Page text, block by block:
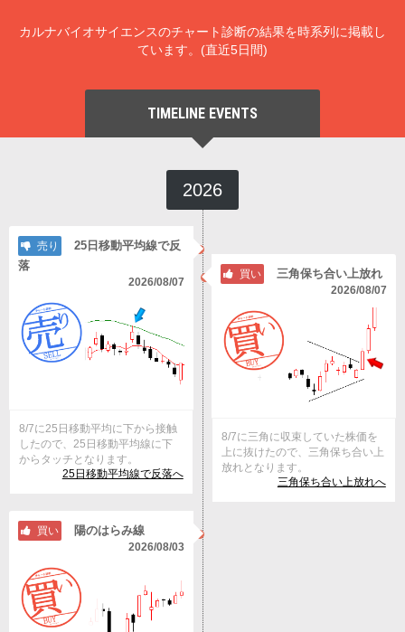
カルナバイオサイエンスのチャート診断の結果を時系列に掲載し
ています。(直近5日間)
TIMELINE EVENTS
2026
売り
25日移動平均線で反
落
2026/08/07
8/7に25日移動平均に下から接触
したので、25日移動平均線に下
からタッチとなります。
25日移動平均線で反落へ
買い 三角保ち合い上放れ
2026/08/07
8/7に三角に収束していた株価を
上に抜けたので、三角保ち合い上
放れとなります。
三角保ち合い上放れへ
買い 陽のはらみ線
2026/08/03